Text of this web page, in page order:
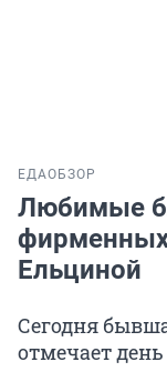
ЕДАОБЗОР
Любимые
Ельциной
Сегодня
отмечает